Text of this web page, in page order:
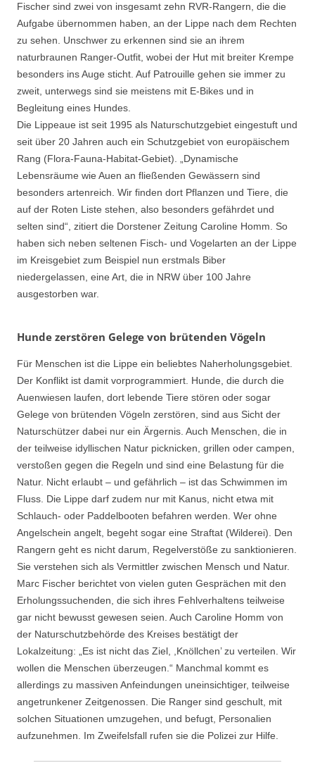
Fischer sind zwei von insgesamt zehn RVR-Rangern, die die
Aufgabe übernommen haben, an der Lippe nach dem Rechten
zu sehen. Unschwer zu erkennen sind sie an ihrem
naturbraunen Ranger-Outfit, wobei der Hut mit breiter Krempe
besonders ins Auge sticht. Auf Patrouille gehen sie immer zu
zweit, unterwegs sind sie meistens mit E-Bikes und in
Begleitung eines Hundes.
Die Lippeaue ist seit 1995 als Naturschutzgebiet eingestuft und
seit über 20 Jahren auch ein Schutzgebiet von europäischem
Rang (Flora-Fauna-Habitat-Gebiet). „Dynamische
Lebensräume wie Auen an fließenden Gewässern sind
besonders artenreich. Wir finden dort Pflanzen und Tiere, die
auf der Roten Liste stehen, also besonders gefährdet und
selten sind“, zitiert die Dorstener Zeitung Caroline Homm. So
haben sich neben seltenen Fisch- und Vogelarten an der Lippe
im Kreisgebiet zum Beispiel nun erstmals Biber
niedergelassen, eine Art, die in NRW über 100 Jahre
ausgestorben war.
Hunde zerstören Gelege von brütenden Vögeln
Für Menschen ist die Lippe ein beliebtes Naherholungsgebiet.
Der Konflikt ist damit vorprogrammiert. Hunde, die durch die
Auenwiesen laufen, dort lebende Tiere stören oder sogar
Gelege von brütenden Vögeln zerstören, sind aus Sicht der
Naturschützer dabei nur ein Ärgernis. Auch Menschen, die in
der teilweise idyllischen Natur picknicken, grillen oder campen,
verstoßen gegen die Regeln und sind eine Belastung für die
Natur. Nicht erlaubt – und gefährlich – ist das Schwimmen im
Fluss. Die Lippe darf zudem nur mit Kanus, nicht etwa mit
Schlauch- oder Paddelbooten befahren werden. Wer ohne
Angelschein angelt, begeht sogar eine Straftat (Wilderei). Den
Rangern geht es nicht darum, Regelverstöße zu sanktionieren.
Sie verstehen sich als Vermittler zwischen Mensch und Natur.
Marc Fischer berichtet von vielen guten Gesprächen mit den
Erholungssuchenden, die sich ihres Fehlverhaltens teilweise
gar nicht bewusst gewesen seien. Auch Caroline Homm von
der Naturschutzbehörde des Kreises bestätigt der
Lokalzeitung: „Es ist nicht das Ziel, ,Knöllchen’ zu verteilen. Wir
wollen die Menschen überzeugen.“ Manchmal kommt es
allerdings zu massiven Anfeindungen uneinsichtiger, teilweise
angetrunkener Zeitgenossen. Die Ranger sind geschult, mit
solchen Situationen umzugehen, und befugt, Personalien
aufzunehmen. Im Zweifelsfall rufen sie die Polizei zur Hilfe.